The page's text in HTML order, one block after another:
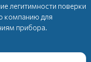
легитимности поверки
компанию для
прибора.